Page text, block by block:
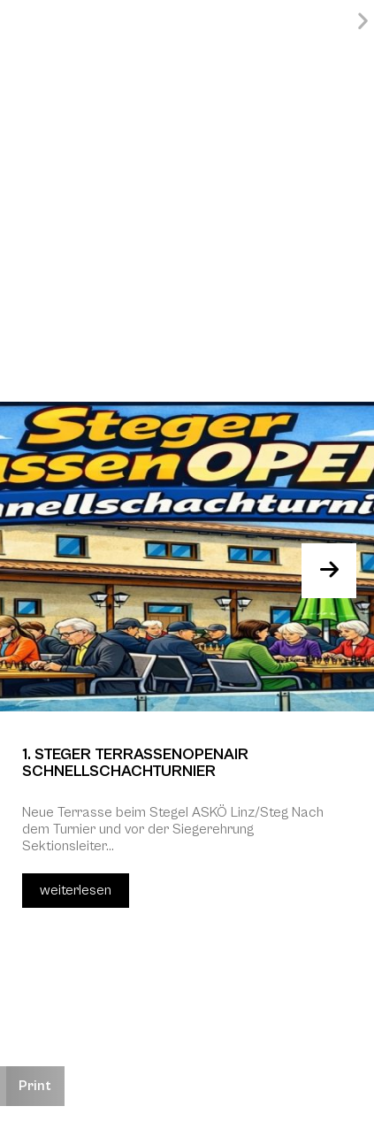
1. STEGER TERRASSENOPENAIR
SCHNELLSCHACHTURNIER
Neue Terrasse beim Stegel ASKÖ Linz/Steg Nach
dem Turnier und vor der Siegerehrung
Sektionsleiter...
weiterlesen
Print